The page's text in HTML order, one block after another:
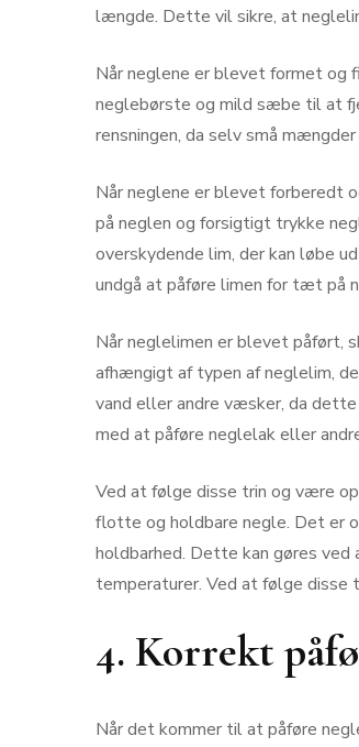
længde. Dette vil sikre, at
Når neglene er blevet formet og
neglebørste og mild sæbe til at
rensningen, da selv små
Når neglene er blevet forberedt
på neglen og forsigtigt trykke
overskydende lim, der kan løbe
undgå at påføre limen for tæt på
Når neglelimen er blevet påført,
afhængigt af typen af neglelim,
vand eller andre væsker, da
med at påføre neglelak eller
Ved at følge disse trin og være
flotte og holdbare negle. Det er
holdbarhed. Dette kan gøres
temperaturer. Ved at følge
4. Korrekt
Når det kommer til at påføre